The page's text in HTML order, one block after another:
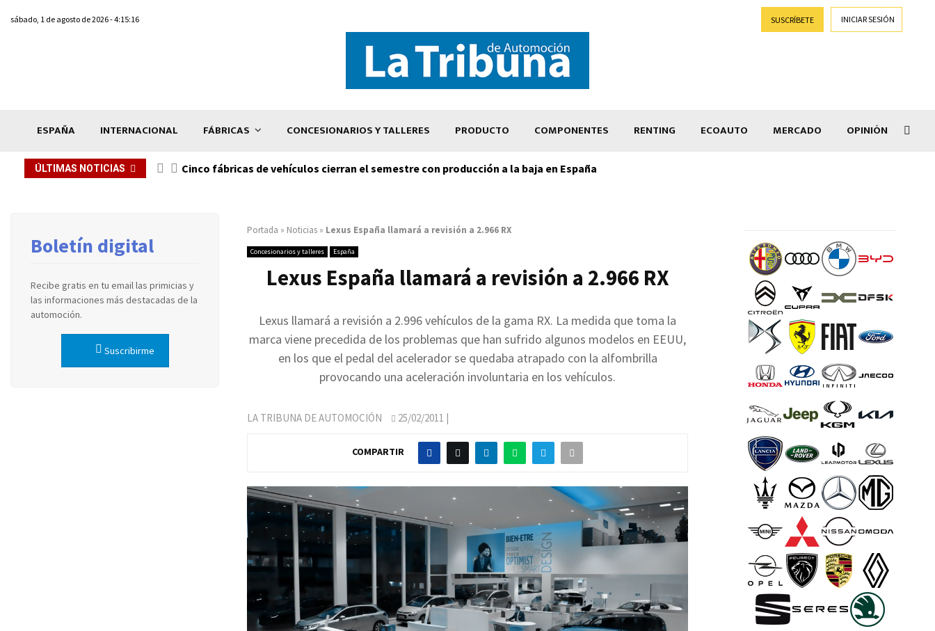
sábado, 1 de agosto de 2026 - 4:15:16 SUSCRÍBETE INICIAR SESIÓN
ESPAÑA INTERNACIONAL FÁBRICAS CONCESIONARIOS Y TALLERES PRODUCTO COMPONENTES RENTING ECOAUTO MERCADO OPINIÓN
ÚLTIMAS NOTICIAS Cinco fábricas de vehículos cierran el semestre con producción a la baja en España
Portada » Noticias » Lexus España llamará a revisión a 2.966 RX
Concesionarios y talleres España
Lexus España llamará a revisión a 2.966 RX
Lexus llamará a revisión a 2.996 vehículos de la gama RX. La medida que toma la
marca viene precedida de los problemas que han sufrido algunos modelos en EEUU,
en los que el pedal del acelerador se quedaba atrapado con la alfombrilla
provocando una aceleración involuntaria en los vehículos.
LA TRIBUNA DE AUTOMOCIÓN 25/02/2011 |
COMPARTIR
Boletín digital
Recibe gratis en tu email las primicias y
las informaciones más destacadas de la
automoción.
Suscribirme